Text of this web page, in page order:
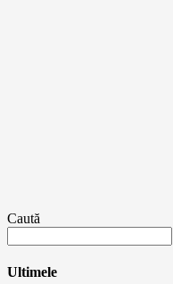
Caută
Ultimele